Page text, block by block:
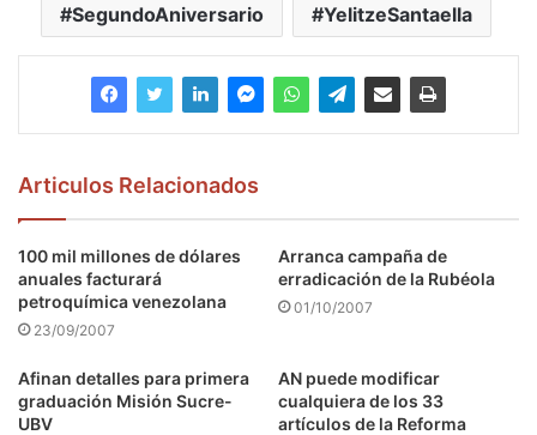
SegundoAniversario YelitzeSantaella
Articulos Relacionados
100 mil millones de dólares
anuales facturará
petroquímica venezolana
23/09/2007
Arranca campaña de
erradicación de la Rubéola
01/10/2007
Afinan detalles para primera
graduación Misión Sucre-
UBV
AN puede modificar
cualquiera de los 33
artículos de la Reforma